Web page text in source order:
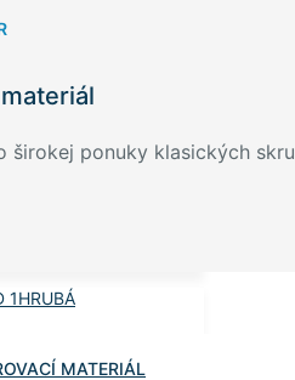
širokej ponuky klasických
HRUBÁ
MATERIÁL